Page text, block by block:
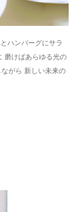
ハンバーグにサラ
磨けばあらゆる光の
がら 新しい未来の